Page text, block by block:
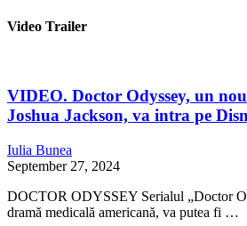
Video Trailer
VIDEO. Doctor Odyssey, un
Joshua Jackson, va intra pe
Iulia Bunea
September 27, 2024
DOCTOR ODYSSEY Serialul „Doctor
dramă medicală americană, va putea fi …